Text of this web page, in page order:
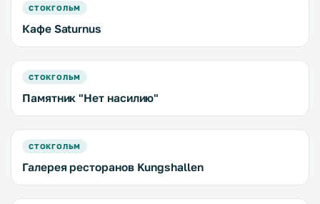
СТОКГОЛЬМ
Кафе Saturnus
СТОКГОЛЬМ
Памятник "Нет насилию"
СТОКГОЛЬМ
Галерея ресторанов Kungshallen